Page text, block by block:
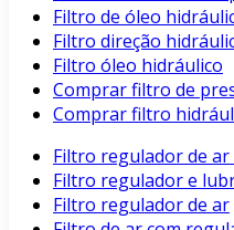
Filtro de óleo
Filtro direção
Filtro óleo hidráulico
Comprar filtro de
Comprar filtro
Filtro regulador de
Filtro regulador e
Filtro regulador de ar